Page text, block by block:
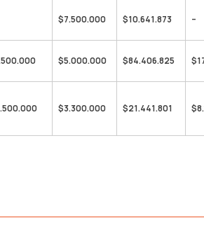
$7.500.000 $10.641.873 –
$5.000.000 $84.406.825
$3.300.000 $21.441.801